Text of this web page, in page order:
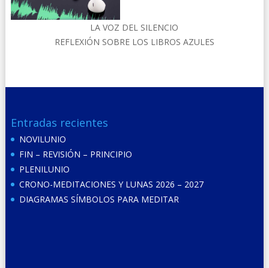
LA VOZ DEL SILENCIO
REFLEXIÓN SOBRE LOS LIBROS AZULES
Entradas recientes
NOVILUNIO
FIN – REVISIÓN – PRINCIPIO
PLENILUNIO
CRONO-MEDITACIONES Y LUNAS 2026 – 2027
DIAGRAMAS SÍMBOLOS PARA MEDITAR